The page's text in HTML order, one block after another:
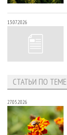
13.07.2026
СТАТЬИ ПО ТЕМЕ
27.05.2026